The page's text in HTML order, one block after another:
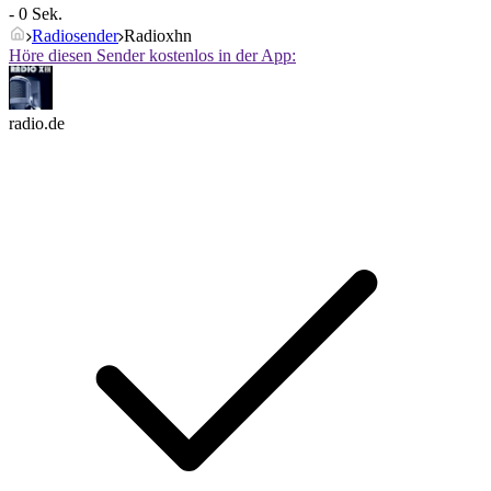
- 0 Sek.
Radiosender Radioxhn
Höre diesen Sender kostenlos in der App:
radio.de